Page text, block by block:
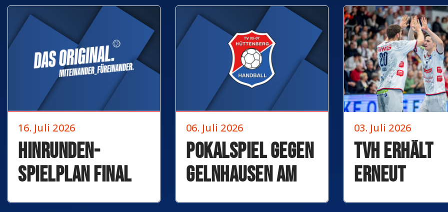
Hinrunden-
Spielplan final
terminiert
16. Juli 2026
Pokalspiel gegen
Gelnhausen am
21. August
06. Juli 2026
TVH erhält
erneut
stattlichen
03. Juli 2026